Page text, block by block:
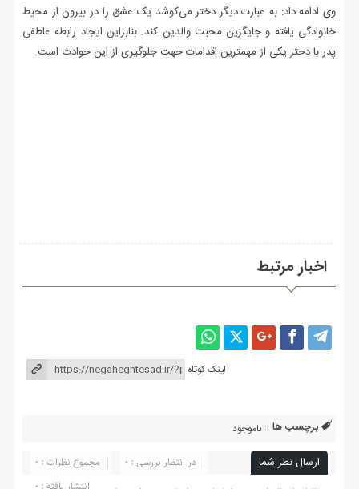
وی ادامه داد: به عبارت دیگر دختر می‌کوشد یک عشق را در بیرون از محیط
خانوادگی یافته و جایگزین محبت والدین کند. بنابراین ایجاد رابطه عاطفی
پدر با دختر یکی از مهمترین اقدامات جهت جلوگیری از این حوادث است.
اخبار مرتبط
لینک کوتاه
برچسب ها : ناموجود
ارسال نظر شما مجموع نظرات : 0
در انتظار بررسی : 0